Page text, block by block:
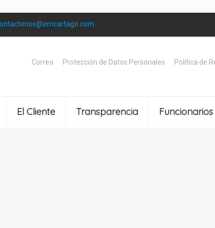
El Cliente Transparencia Funcionarios
Correo Protección de Datos Personales Política de